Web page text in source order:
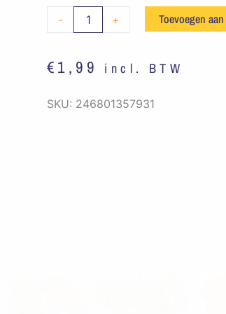
-
-
aantal
+ Toevoegen
€1,99 incl. BTW
SKU: 246801357931